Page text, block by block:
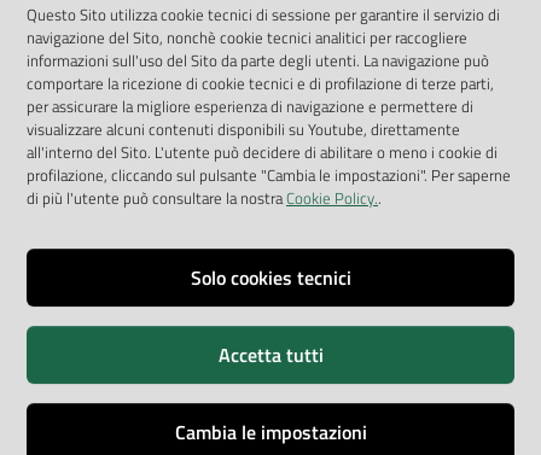
App Arpav
Rapporti regionali annuali
Le Infografiche
Dispenser dati
Vai alla pagina
Privacy
Accessibilità
Questo Sito utilizza cookie tecnici di sessione per garantire il servizio di
navigazione del Sito, nonchè cookie tecnici analitici per raccogliere
informazioni sull'uso del Sito da parte degli utenti. La navigazione può
comportare la ricezione di cookie tecnici e di profilazione di terze parti,
per assicurare la migliore esperienza di navigazione e permettere di
visualizzare alcuni contenuti disponibili su Youtube, direttamente
all'interno del Sito. L'utente può decidere di abilitare o meno i cookie di
profilazione, cliccando sul pulsante "Cambia le impostazioni". Per saperne
di più l'utente può consultare la nostraCookie Policy..
Solo cookies tecnici
Accetta tutti
Cambia le impostazioni